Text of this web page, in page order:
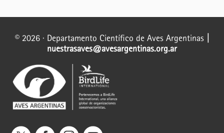
© 2026 · Departamento Científico de Aves Argentinas
nuestrasaves@avesargentinas.org.ar